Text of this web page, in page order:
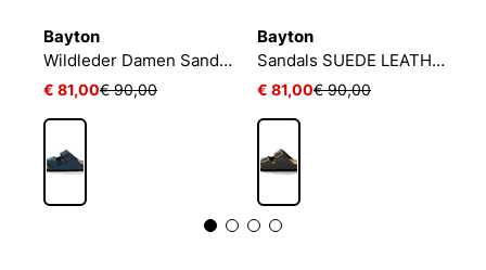
Bayton
Wildleder Damen Sandalen ATLAS
€ 81,00€ 90,00
Bayton
Sandals SUEDE LEATHER women ATLAS
€ 81,00€ 90,00